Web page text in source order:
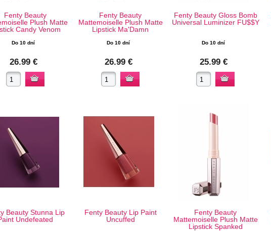
Fenty Beauty
Plush Matte
Candy Venom
Do 10 dní
26.99 €
Fenty Beauty
Mattemoiselle Plush Matte
Lipstick Ma'Damn
Do 10 dní
26.99 €
Fenty Beauty Gloss Bomb
Universal Luminizer FU$$Y
Do 10 dní
25.99 €
Beauty Stunna Lip
Undefeated
Fenty Beauty Lip Paint
Uncuffed
Fenty Beauty
Mattemoiselle Plush Matte
Lipstick Spanked